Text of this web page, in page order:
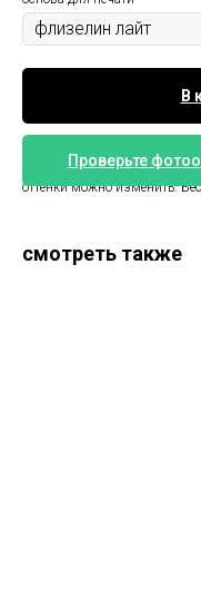
Проверьте
В
Фотообои море. Размер
оттенки можно изменить.
смотреть также